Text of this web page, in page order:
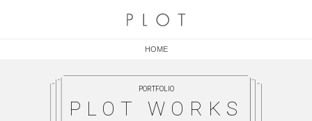
HOME
PORTFOLIO
PLOT WORKS